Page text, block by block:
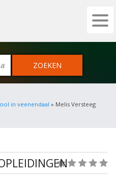
- DE ZAKELIJKE PORTAL
in veenendaal » Melis Versteeg